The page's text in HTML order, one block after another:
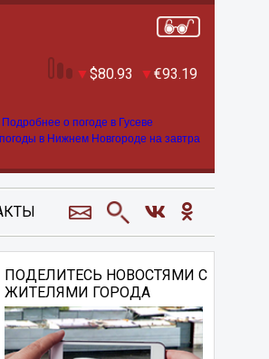
80.93 93.19
Подробнее о погоде в Гусеве
в Нижнем Новгороде на завтра
ПОДЕЛИТЕСЬ НОВОСТЯМИ С
ЖИТЕЛЯМИ ГОРОДА